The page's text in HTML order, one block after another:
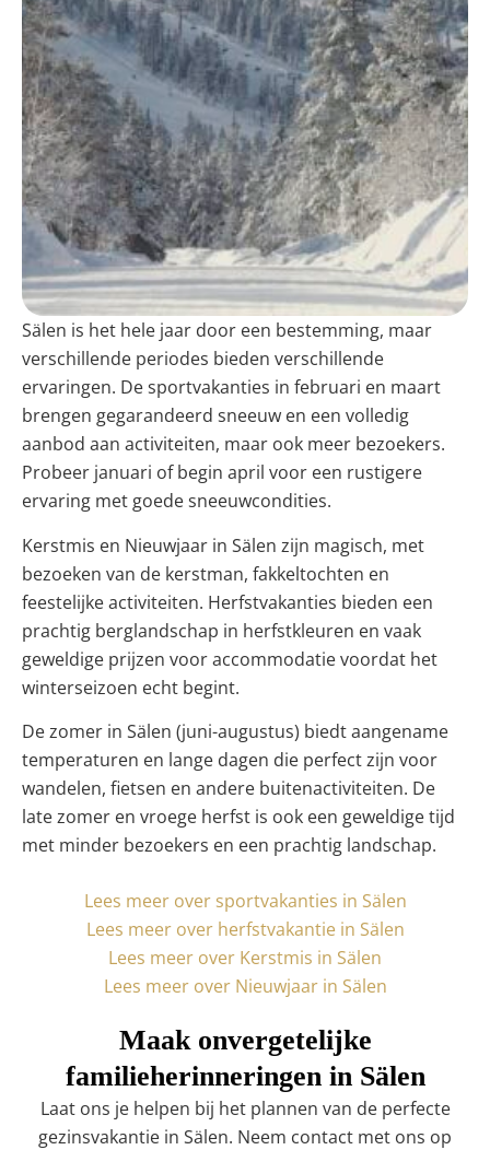
Sälen is het hele jaar door een bestemming, maar
verschillende periodes bieden verschillende
ervaringen. De sportvakanties in februari en maart
brengen gegarandeerd sneeuw en een volledig
aanbod aan activiteiten, maar ook meer bezoekers.
Probeer januari of begin april voor een rustigere
ervaring met goede sneeuwcondities.
Kerstmis en Nieuwjaar in Sälen zijn magisch, met
bezoeken van de kerstman, fakkeltochten en
feestelijke activiteiten. Herfstvakanties bieden een
prachtig berglandschap in herfstkleuren en vaak
geweldige prijzen voor accommodatie voordat het
winterseizoen echt begint.
De zomer in Sälen (juni-augustus) biedt aangename
temperaturen en lange dagen die perfect zijn voor
wandelen, fietsen en andere buitenactiviteiten. De
late zomer en vroege herfst is ook een geweldige tijd
met minder bezoekers en een prachtig landschap.
Lees meer over sportvakanties in Sälen
Lees meer over herfstvakantie in Sälen
Lees meer over Kerstmis in Sälen
Lees meer over Nieuwjaar in Sälen
Maak onvergetelijke
familieherinneringen in Sälen
Laat ons je helpen bij het plannen van de perfecte
gezinsvakantie in Sälen. Neem contact met ons op